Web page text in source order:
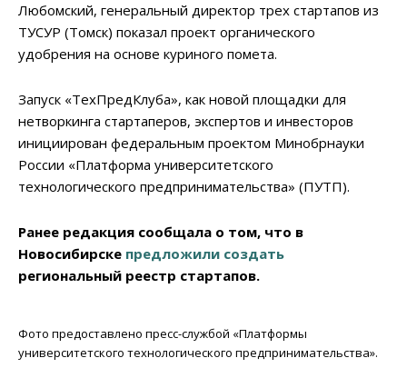
Любомский, генеральный директор трех стартапов из
ТУСУР (Томск) показал проект органического
удобрения на основе куриного помета.
Запуск «ТехПредКлуба», как новой площадки для
нетворкинга стартаперов, экспертов и инвесторов
инициирован федеральным проектом Минобрнауки
России «Платформа университетского
технологического предпринимательства» (ПУТП).
Ранее редакция сообщала о том, что в
Новосибирске предложили создать
региональный реестр стартапов.
Фото предоставлено пресс-службой «Платформы
университетского технологического предпринимательства».